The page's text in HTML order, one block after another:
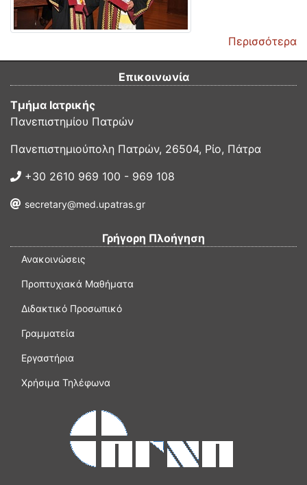
Περισσότερα
Επικοινωνία
Τμήμα Ιατρικής
Πανεπιστημίου Πατρών
Πανεπιστημιούπολη Πατρών, 26504, Ρίο, Πάτρα
+30 2610 969 100 - 969 108
secretary@med.upatras.gr
Γρήγορη Πλοήγηση
Ανακοινώσεις
Προπτυχιακά Μαθήματα
Διδακτικό Προσωπικό
Γραμματεία
Εργαστήρια
Χρήσιμα Τηλέφωνα